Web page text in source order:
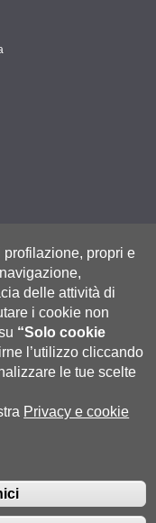
bancarie|Caselle
propri e
delle attività di
i cookie non
“Solo cookie
l’utilizzo cliccando
le tue scelte
Privacy e cookie